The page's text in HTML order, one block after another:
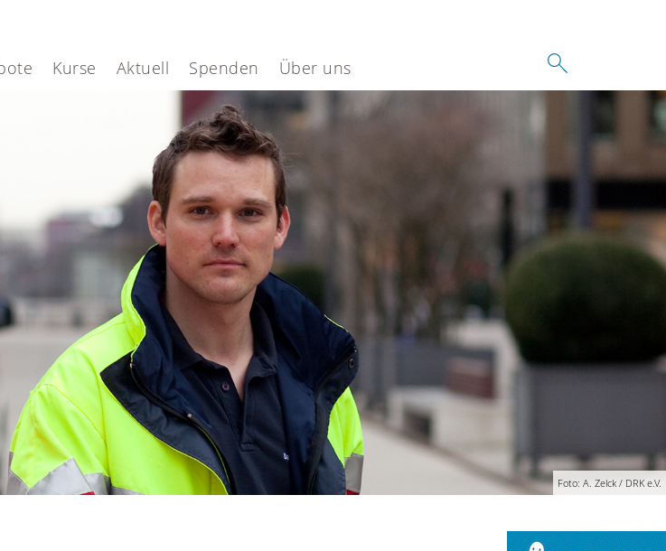
Kurse Aktuell Spenden Über uns
Foto: A. Zelck / DRK e.V.